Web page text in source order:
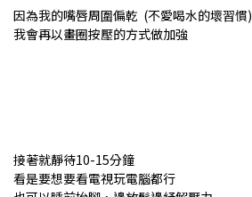
因為我的嘴唇周圍偏乾 (不愛喝水的壞習慣)
我會再以畫圈按壓的方式做加強
接著就靜待10-15分鐘
看是要想要看電視玩電腦都行